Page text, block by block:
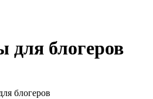
для блогеров
блогеров